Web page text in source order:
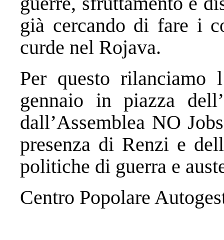
già cercando di fare i
curde nel Rojava.
Per questo rilanciamo
gennaio in piazza
dall’Assemblea NO
presenza di Renzi e
politiche di guerra e
Centro Popolare